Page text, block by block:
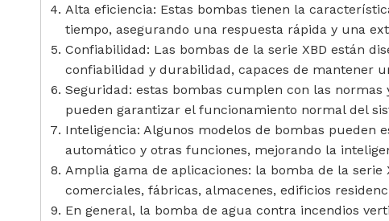
Alta eficiencia: Estas bombas tienen la
tiempo, asegurando una respuesta rápida y una
Confiabilidad: Las bombas de la serie XBD están
confiabilidad y durabilidad, capaces de mantener
Seguridad: estas bombas cumplen con las
pueden garantizar el funcionamiento normal del
Inteligencia: Algunos modelos de bombas
automático y otras funciones, mejorando la
Amplia gama de aplicaciones: la bomba de la
comerciales, fábricas, almacenes, edificios
En general, la bomba de agua contra incendios